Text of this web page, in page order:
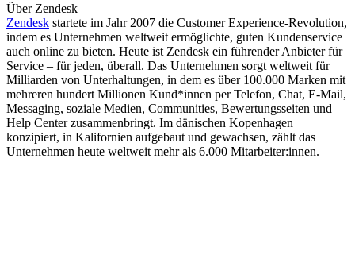
Über Zendesk
Zendesk startete im Jahr 2007 die Customer Experience-Revolution,
indem es Unternehmen weltweit ermöglichte, guten Kundenservice
auch online zu bieten. Heute ist Zendesk ein führender Anbieter für
Service – für jeden, überall. Das Unternehmen sorgt weltweit für
Milliarden von Unterhaltungen, in dem es über 100.000 Marken mit
mehreren hundert Millionen Kund*innen per Telefon, Chat, E-Mail,
Messaging, soziale Medien, Communities, Bewertungsseiten und
Help Center zusammenbringt. Im dänischen Kopenhagen
konzipiert, in Kalifornien aufgebaut und gewachsen, zählt das
Unternehmen heute weltweit mehr als 6.000 Mitarbeiter:innen.